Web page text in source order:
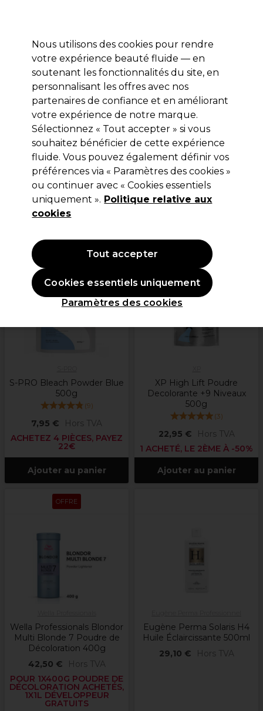
Se connecter
Marques Bons plans ⭐ Coiffure Electro et Matériel
Livraison le lendemain*
Après expédition, du lundi au vendredi
Coiffure Coloration Décoloration des cheveux
Décoloration des cheveux
Filters
S-PRO Bleach Powder Blue
500g
(9)
7,95 €
Hors TVA
ACHETEZ 4 PIÈCES, PAYEZ
22€
Ajouter au panier
XP High Lift Poudre
Decolorante +9 Niveaux
500g
(3)
22,95 €
Hors TVA
1 ACHETÉ, LE 2ÈME À -50%
Ajouter au panier
OFFRE
Wella Professionals Blondor
Multi Blonde 7 Poudre de
Décoloration 400g
42,50 €
Hors TVA
POUR 1X400G POUDRE DE
DÉCOLORATION ACHETÉS,
1X1L DÉVELOPPEUR
GRATUITS
Eugène Perma Solaris H4
Huile Éclaircissante 500ml
29,10 €
Hors TVA
Nous utilisons des cookies pour rendre
votre expérience beauté fluide — en
soutenant les fonctionnalités du site, en
personnalisant les offres avec nos
partenaires de confiance et en améliorant
votre expérience de notre marque.
Sélectionnez « Tout accepter » si vous
souhaitez bénéficier de cette expérience
fluide. Vous pouvez également définir vos
préférences via « Paramètres des cookies »
ou continuer avec « Cookies essentiels
uniquement ». Politique relative aux
cookies
Paramètres des cookies
Cookies essentiels uniquement
Tout accepter